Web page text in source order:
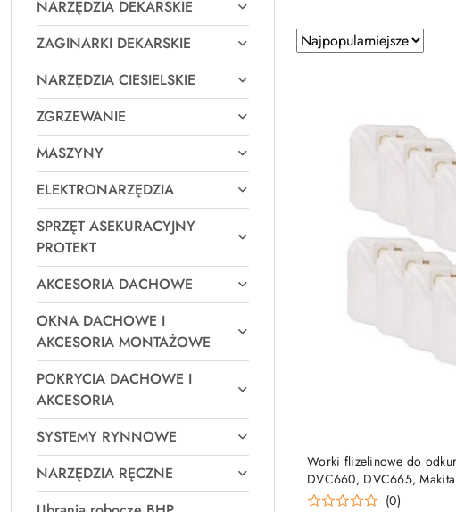
NARZĘDZIA DEKARSKIE
ZAGINARKI DEKARSKIE
NARZĘDZIA CIESIELSKIE
ZGRZEWANIE
MASZYNY
ELEKTRONARZĘDZIA
SPRZĘT ASEKURACYJNY
PROTEKT
AKCESORIA DACHOWE
OKNA DACHOWE I
AKCESORIA MONTAŻOWE
POKRYCIA DACHOWE I
AKCESORIA
SYSTEMY RYNNOWE
NARZĘDZIA RĘCZNE
Zastosowano
sortowanie:
Sortuj
według
Worki flizelinowe do
DVC660, DVC665,
(0)
DO